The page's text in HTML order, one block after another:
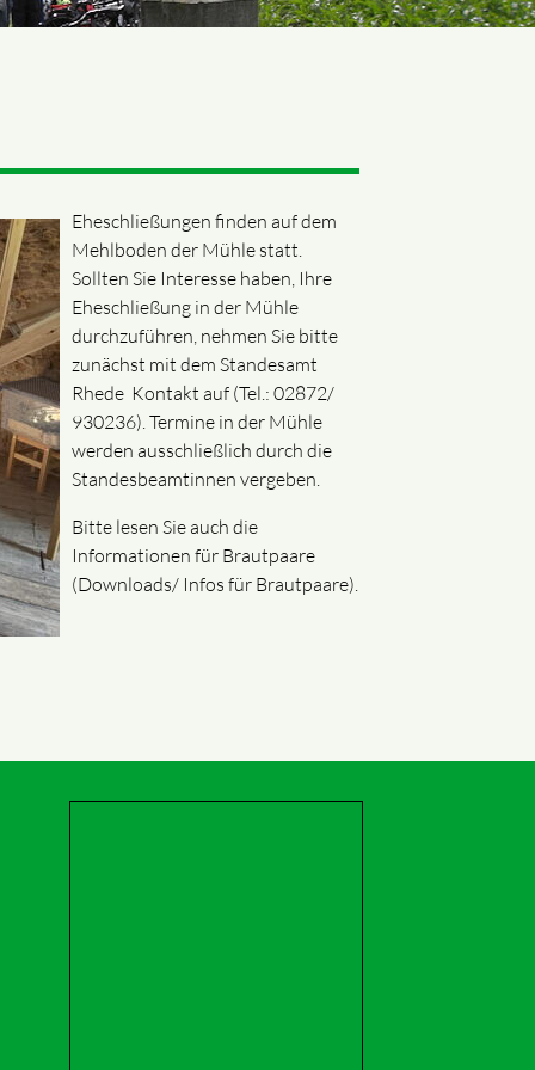
Eheschließungen finden auf dem
Mehlboden der Mühle statt.
Sollten Sie Interesse haben, Ihre
Eheschließung in der Mühle
durchzuführen, nehmen Sie bitte
zunächst mit dem Standesamt
Rhede Kontakt auf (Tel.: 02872/
930236). Termine in der Mühle
werden ausschließlich durch die
Standesbeamtinnen vergeben.
Bitte lesen Sie auch die
Informationen für Brautpaare
(Downloads/ Infos für Brautpaare).